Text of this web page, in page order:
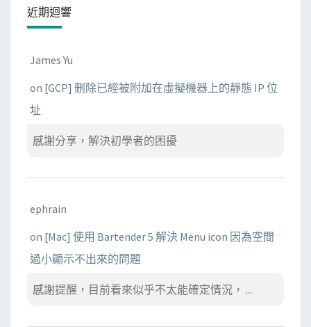
近期迴響
James Yu
on [GCP] 刪除已經被附加在虛擬機器上的靜態 IP 位
址
感謝分享，解決初學者的困擾
ephrain
on [Mac] 使用 Bartender 5 解決 Menu icon 因為空間
過小顯示不出來的問題
感謝提醒，目前看來似乎不太能確定情況， ...